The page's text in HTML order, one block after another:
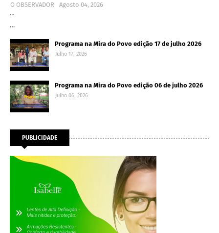
O OBSERVADOR
Agosto 04, 2026
…
…
Programa na Mira do Povo edição 17 de julho 2026
Julho 17, 2026
Programa na Mira do Povo edição 06 de julho 2026
Julho 06, 2026
PUBLICIDADE